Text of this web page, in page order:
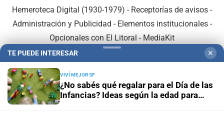
Hemeroteca Digital (1930-1979) - Receptorías de avisos -
Administración y Publicidad - Elementos institucionales-
Opcionales con El Litoral - MediaKit
TE PUEDE INTERESAR ✕
VIVÍ MEJOR SF
¿No sabés qué regalar para el Día de las
Infancias? Ideas según la edad para